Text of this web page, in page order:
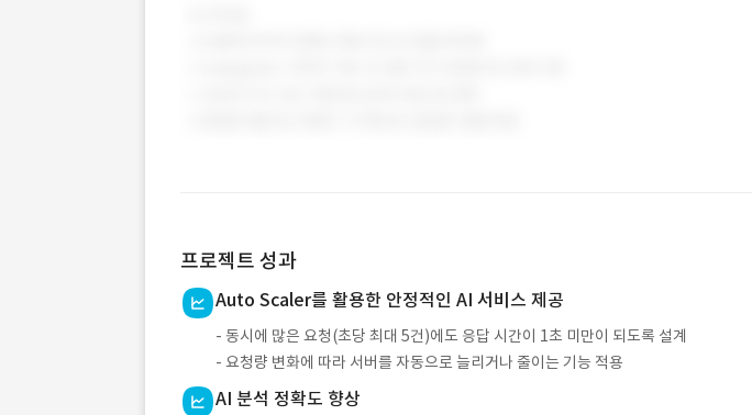
프로젝트 성과
Auto Scaler를 활용한 안정적인 AI 서비스 제공
- 동시에 많은 요청(초당 최대 5건)에도 응답 시간이 1초 미만이 되도록 설계
- 요청량 변화에 따라 서버를 자동으로 늘리거나 줄이는 기능 적용
AI 분석 정확도 향상